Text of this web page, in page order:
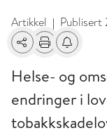
Artikkel | Publisert
Del Skriv utFå varsel
Helse- og
endringer i